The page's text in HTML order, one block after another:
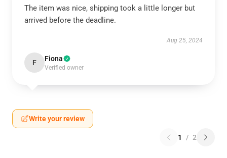
The item was nice, shipping took a little longer but
arrived before the deadline.
Aug 25, 2024
F Fiona
Verified owner
Write your review
1 / 2